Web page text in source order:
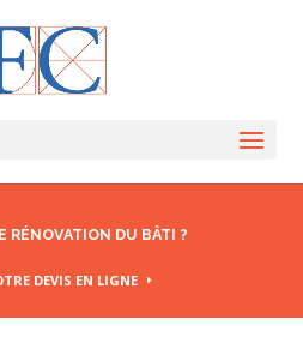
RÉNOVATION DU BÂTI ?
DEVIS EN LIGNE